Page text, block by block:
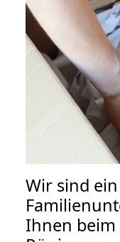
Wir sind ein
Ihnen beim